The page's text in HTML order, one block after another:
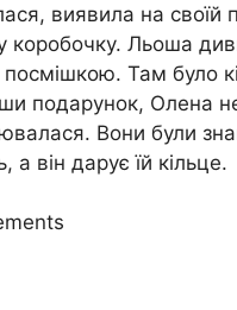
виявила на своїй
коробочку. Льоша
Там було
подарунок, Олена
Вони були
а він дарує їй кільце.